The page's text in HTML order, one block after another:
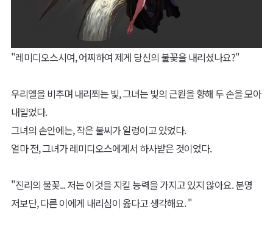
"레미디오스시여, 어찌하여 제게 당신의 불꽃을 내리셨나요?"
우리엘을 비추며 내리쬐는 빛, 그녀는 빛의 근원을 향해 두 손을 모아
내밀었다.
그녀의 손안에는, 작은 불씨가 일렁이고 있었다.
얼마 전, 그녀가 레미디오스에게서 하사받은 것이었다.
"진리의 불꽃... 저는 이것을 지킬 능력을 가지고 있지 않아요. 분명
저보단, 다른 이에게 내리심이 옳다고 생각해요. "